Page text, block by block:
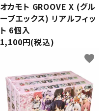
オカモト GROOVE X (グル
ーブエックス) リアルフィッ
ト 6個入
1,100円(税込)
favorite